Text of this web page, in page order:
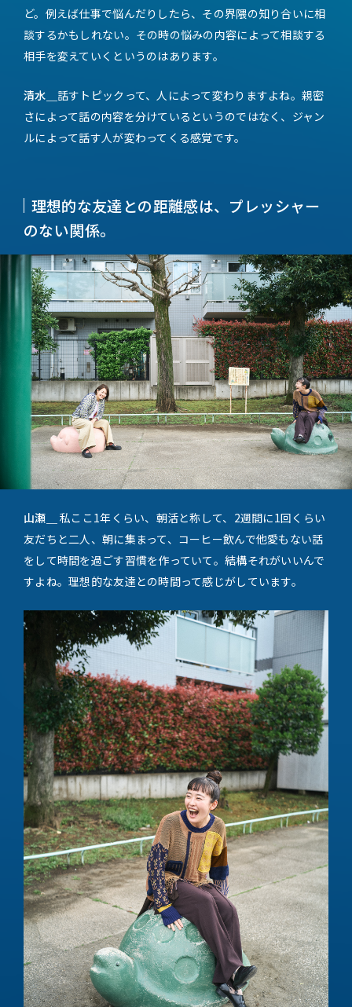
ど。例えば仕事で悩んだりしたら、その界隈の知り合いに相
談するかもしれない。その時の悩みの内容によって相談する
相手を変えていくというのはあります。
清水＿ 話すトピックって、人によって変わりますよね。親密
さによって話の内容を分けているというのではなく、ジャン
ルによって話す人が変わってくる感覚です。
理想的な友達との距離感は、プレッシャー
のない関係。
山瀬＿
私ここ1年くらい、朝活と称して、2週間に1回くらい
友だちと二人、朝に集まって、コーヒー飲んで他愛もない話
をして時間を過ごす習慣を作っていて。結構それがいいんで
すよね。理想的な友達との時間って感じがしています。